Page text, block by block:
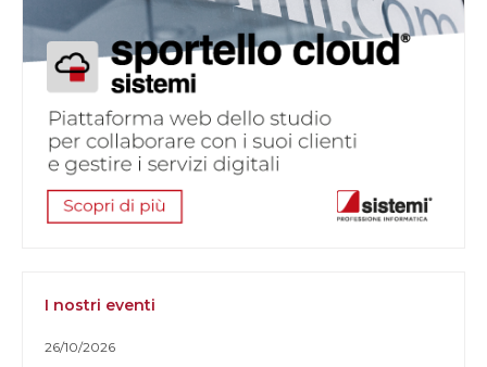
I nostri eventi
26/10/2026